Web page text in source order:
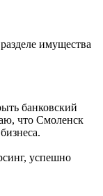
имущества
банковский
что Смоленск